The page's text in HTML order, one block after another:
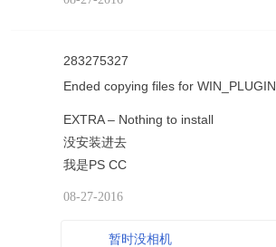
283275327
Ended copying files for WIN_PLUGIN.
EXTRA – Nothing to install
没安装进去
我是PS CC
08-27-2016
暂时没相机